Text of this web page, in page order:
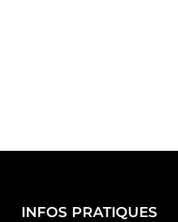
INFOS PRATIQUES